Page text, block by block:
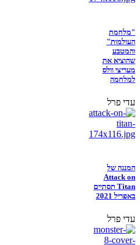
"מלחמת
העולמות"
והמטבע
שהוציא את
מעריצי וולס
למלחמה
עדי פרל
המנגה של
Attack on
Titan תסתיים
באפריל 2021
עדי פרל